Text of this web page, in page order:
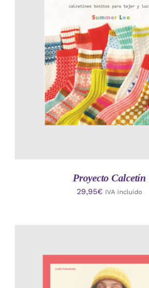
AÑADIR AL CARRITO
/
DETALLES
Proyecto Calcetín
29,95€ IVA incluido